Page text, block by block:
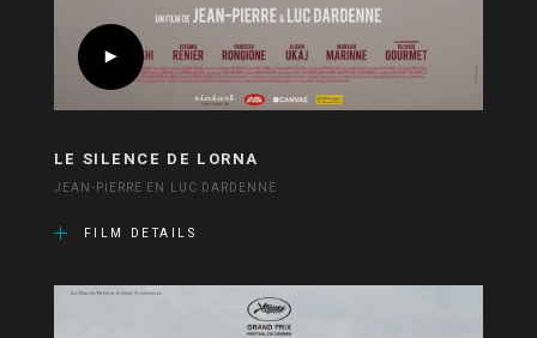
LE SILENCE DE LORNA
JEAN-PIERRE EN LUC DARDENNE
FILM DETAILS